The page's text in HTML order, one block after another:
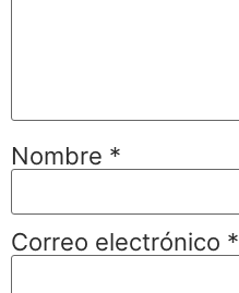
Nombre *
Correo electrónico *